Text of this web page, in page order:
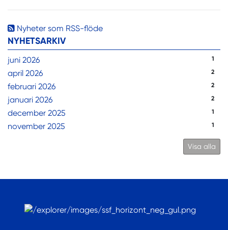
Nyheter som RSS-flöde
NYHETSARKIV
juni 2026 1
april 2026 2
februari 2026 2
januari 2026 2
december 2025 1
november 2025 1
Visa alla